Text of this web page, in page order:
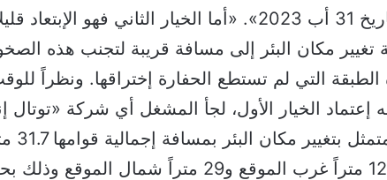
الجيولوجي رقم 2 تاريخ 31 أب 2023». «أما الخيار الثاني فهو
تغيير مكان البئر إلى مسافة قريبة لتجنب هذه
التي لم تستطع الحفارة إختراقها. ونظراً
الخيار الأول، لجأ المشغل أي شركة «توتال
إلى
الموقع الأول (أي 12.7 متراً غرب الموقع و29 متراً شمال